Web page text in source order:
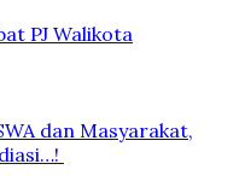
PJ Walikota
dan Masyarakat,